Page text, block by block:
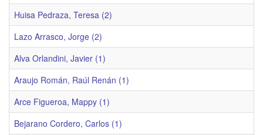
Huisa Pedraza, Teresa (2)
Lazo Arrasco, Jorge (2)
Alva Orlandini, Javier (1)
Araujo Román, Raúl Renán (1)
Arce Figueroa, Mappy (1)
Bejarano Cordero, Carlos (1)